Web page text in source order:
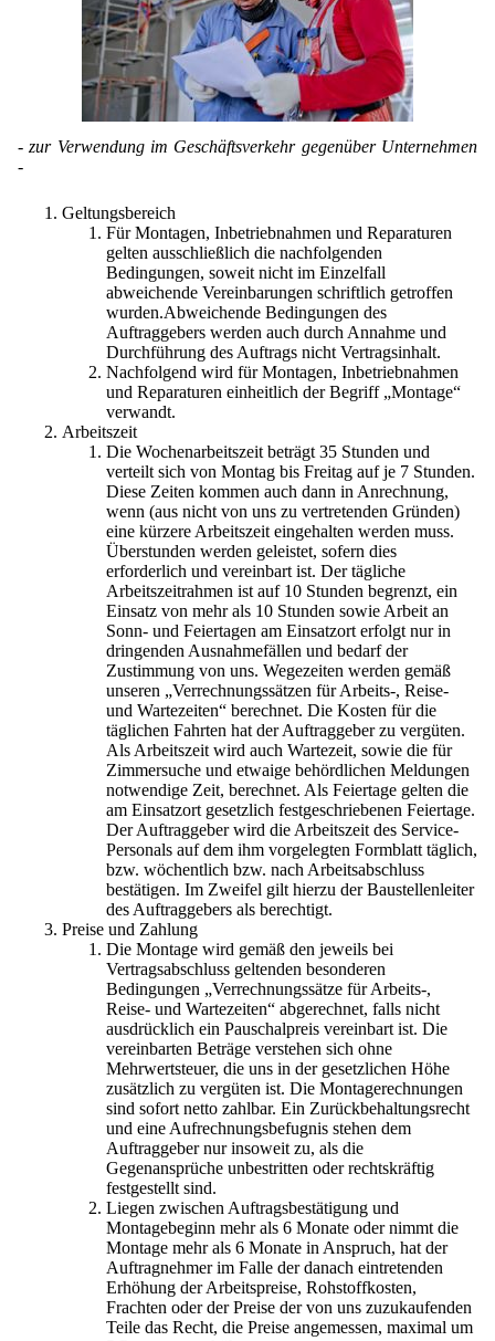
Zertifikate
Datenschutzerklärung
Kontakt
Mietanlagen
Angebotsanfrage
Geschmacksmaskierung
Instant Kugeln
Katalysatorträger
Keramische Hohlkugeln
Soluspheres
Staubreduktion
Angebotsanfrage
Ultra spherical granulation (english)
Ultra spherical granulation (francais)
Des microbilles de granulométrie précise
Runde Sache
Probiotics Encapsulation
Powering Green Chemistry with Microspheres and
Microcapsules
Shaping of Alginate–Silica Hybrid Materials
Recovery of cobalt from dilute aqueous solutions
Development of alumina microspheres with controlled
size and shape
Prilling technology at Gala
Mikrokugeln für Instant-Getränkepulver
A Leap Forward to Shaping Better Products –
Microencapsulation and Microgranulation
Drip Casting Technologies at BRACE - An overview
Kontakt
Kontaktformular
Angebotsanfrage
Bewertungsseite
Anfahrt
Registrierung
Bestätigungsseite Anfrage
Bestätigungsseite Bewertung
Suche
Mitgliederseiten
Zusatzinformationen
Bestätigungsseite Registrierung
Account Aktiviert
Passwort vergessen
Neu Registrieren
- zur Verwendung im Geschäftsverkehr gegenüber Unternehmen
-
Geltungsbereich
Für Montagen, Inbetriebnahmen und Reparaturen
gelten ausschließlich die nachfolgenden
Bedingungen, soweit nicht im Einzelfall
abweichende Vereinbarungen schriftlich getroffen
wurden.Abweichende Bedingungen des
Auftraggebers werden auch durch Annahme und
Durchführung des Auftrags nicht Vertragsinhalt.
Nachfolgend wird für Montagen, Inbetriebnahmen
und Reparaturen einheitlich der Begriff „Montage“
verwandt.
Arbeitszeit
Die Wochenarbeitszeit beträgt 35 Stunden und
verteilt sich von Montag bis Freitag auf je 7 Stunden.
Diese Zeiten kommen auch dann in Anrechnung,
wenn (aus nicht von uns zu vertretenden Gründen)
eine kürzere Arbeitszeit eingehalten werden muss.
Überstunden werden geleistet, sofern dies
erforderlich und vereinbart ist. Der tägliche
Arbeitszeitrahmen ist auf 10 Stunden begrenzt, ein
Einsatz von mehr als 10 Stunden sowie Arbeit an
Sonn- und Feiertagen am Einsatzort erfolgt nur in
dringenden Ausnahmefällen und bedarf der
Zustimmung von uns. Wegezeiten werden gemäß
unseren „Verrechnungssätzen für Arbeits-, Reise-
und Wartezeiten“ berechnet. Die Kosten für die
täglichen Fahrten hat der Auftraggeber zu vergüten.
Als Arbeitszeit wird auch Wartezeit, sowie die für
Zimmersuche und etwaige behördlichen Meldungen
notwendige Zeit, berechnet. Als Feiertage gelten die
am Einsatzort gesetzlich festgeschriebenen Feiertage.
Der Auftraggeber wird die Arbeitszeit des Service-
Personals auf dem ihm vorgelegten Formblatt täglich,
bzw. wöchentlich bzw. nach Arbeitsabschluss
bestätigen. Im Zweifel gilt hierzu der Baustellenleiter
des Auftraggebers als berechtigt.
Preise und Zahlung
Die Montage wird gemäß den jeweils bei
Vertragsabschluss geltenden besonderen
Bedingungen „Verrechnungssätze für Arbeits-,
Reise- und Wartezeiten“ abgerechnet, falls nicht
ausdrücklich ein Pauschalpreis vereinbart ist. Die
vereinbarten Beträge verstehen sich ohne
Mehrwertsteuer, die uns in der gesetzlichen Höhe
zusätzlich zu vergüten ist. Die Montagerechnungen
sind sofort netto zahlbar. Ein Zurückbehaltungsrecht
und eine Aufrechnungsbefugnis stehen dem
Auftraggeber nur insoweit zu, als die
Gegenansprüche unbestritten oder rechtskräftig
festgestellt sind.
Liegen zwischen Auftragsbestätigung und
Montagebeginn mehr als 6 Monate oder nimmt die
Montage mehr als 6 Monate in Anspruch, hat der
Auftragnehmer im Falle der danach eintretenden
Erhöhung der Arbeitspreise, Rohstoffkosten,
Frachten oder der Preise der von uns zuzukaufenden
Teile das Recht, die Preise angemessen, maximal um